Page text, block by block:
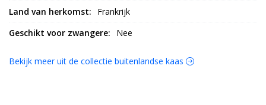
Land van herkomst:
Frankrijk
Geschikt voor zwangere:
Nee
Bekijk meer uit de collectie buitenlandse kaas